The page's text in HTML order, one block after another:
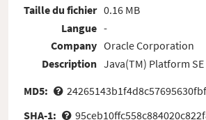
Taille du fichier
Langue
Company
Description
0.16 MB
-
Oracle Corporation
Java(TM) Platform
MD5:
SHA-1: